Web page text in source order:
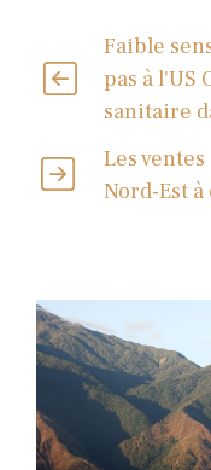
Faible
pas à l'US
sanitaire
Les
Nord-Est